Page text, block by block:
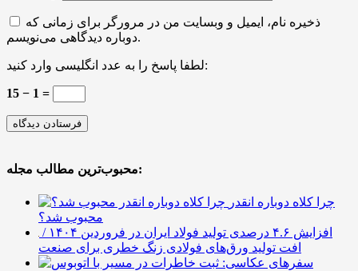
ذخیره نام، ایمیل و وبسایت من در مرورگر برای زمانی که
دوباره دیدگاهی می‌نویسم.
لطفا پاسخ را به عدد انگلیسی وارد کنید:
15 − 1 =
محبوب‌ترین مطالب مجله:
چرا کلاه دوباره انقدر
محبوب شد؟
افزایش ۴.۶ درصدی تولید فولاد ایران در فروردین ۱۴۰۴ /
افت تولید ورق‌های فولادی زنگ خطری برای صنعت